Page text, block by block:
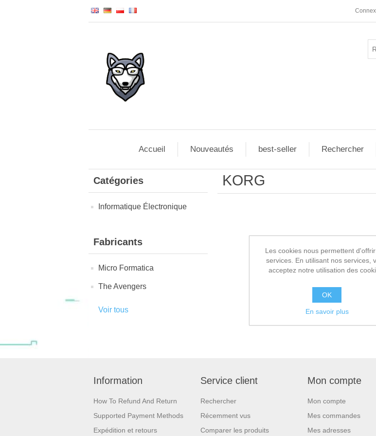
Accueil Nouveautés best-seller Rechercher
Catégories
Informatique Électronique
Fabricants
Micro Formatica
The Avengers
Voir tous
KORG
Information
How To Refund And Return
Supported Payment Methods
Expédition et retours
Service client
Rechercher
Récemment vus
Comparer les produits
Mon compte
Mon compte
Mes commandes
Mes adresses
Les cookies nous permettent
services. En utilisant nos services,
acceptez notre utilisation des
OK
En savoir plus